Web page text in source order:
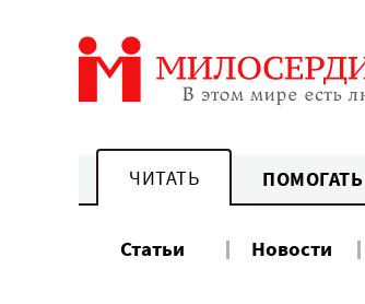
ЧИТАТЬ ПОМОГАТЬ
Статьи Новости